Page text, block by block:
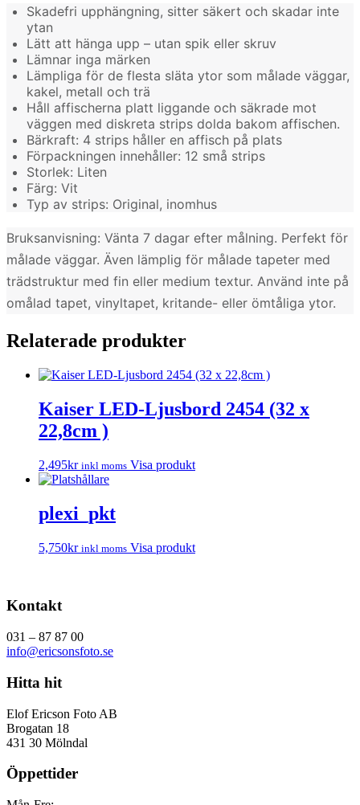
Skadefri upphängning, sitter säkert och skadar inte
ytan
Lätt att hänga upp – utan spik eller skruv
Lämnar inga märken
Lämpliga för de flesta släta ytor som målade väggar,
kakel, metall och trä
Håll affischerna platt liggande och säkrade mot
väggen med diskreta strips dolda bakom affischen.
Bärkraft: 4 strips håller en affisch på plats
Förpackningen innehåller: 12 små strips
Storlek: Liten
Färg: Vit
Typ av strips: Original, inomhus
Bruksanvisning: Vänta 7 dagar efter målning. Perfekt för
målade väggar. Även lämplig för målade tapeter med
trädstruktur med fin eller medium textur. Använd inte på
omålad tapet, vinyltapet, kritande- eller ömtåliga ytor.
Relaterade produkter
Kaiser LED-Ljusbord 2454 (32 x
22,8cm )
2,495kr inkl moms Visa produkt
plexi_pkt
5,750kr inkl moms Visa produkt
Kontakt
031 – 87 87 00
info@ericsonsfoto.se
Hitta hit
Elof Ericson Foto AB
Brogatan 18
431 30 Mölndal
Öppettider